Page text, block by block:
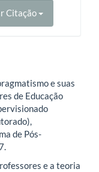
Citação
e suas
de Educação
de Pós-
e a teoria